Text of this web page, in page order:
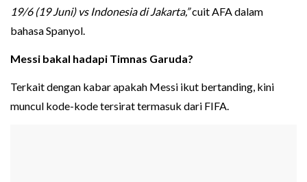
19/6 (19 Juni) vs Indonesia di Jakarta,”cuit AFA dalam
bahasa Spanyol.
Messi bakal hadapi Timnas Garuda?
Terkait dengan kabar apakah Messi ikut bertanding, kini
muncul kode-kode tersirat termasuk dari FIFA.